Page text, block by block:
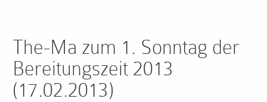
The-Ma zum 1. Sonntag der
Bereitungszeit 2013
(17.02.2013)